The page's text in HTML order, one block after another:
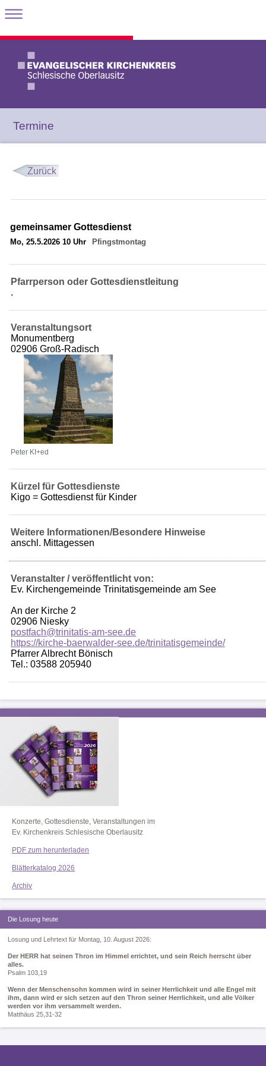
Termine
Zurück
gemeinsamer Gottesdienst
Mo, 25.5.2026 10 Uhr Pfingstmontag
Pfarrperson oder Gottesdienstleitung
.
Veranstaltungsort
Monumentberg
02906 Groß-Radisch
Peter KI+ed
Kürzel für Gottesdienste
Kigo = Gottesdienst für Kinder
Weitere Informationen/Besondere Hinweise
anschl. Mittagessen
Veranstalter / veröffentlicht von:
Ev. Kirchengemeinde Trinitatisgemeinde am See
An der Kirche 2
02906 Niesky
postfach@trinitatis-am-see.de
https://kirche-baerwalder-see.de/trinitatisgemeinde/
Pfarrer Albrecht Bönisch
Tel.: 03588 205940
Konzerte, Gottesdienste, Veranstaltungen im
Ev. Kirchenkreis Schlesische Oberlausitz
PDF zum herunterladen
Blätterkatalog 2026
Archiv
Die Losung heute
Losung und Lehrtext für Montag, 10. August 2026:
Der HERR hat seinen Thron im Himmel errichtet, und sein Reich herrscht über
alles.
Psalm 103,19
Wenn der Menschensohn kommen wird in seiner Herrlichkeit und alle Engel mit
ihm, dann wird er sich setzen auf den Thron seiner Herrlichkeit, und alle Völker
werden vor ihm versammelt werden.
Matthäus 25,31-32